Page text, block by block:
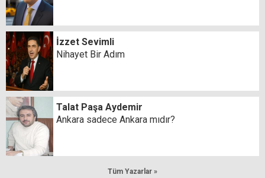
İzzet Sevimli
Nihayet Bir Adım
Talat Paşa Aydemir
Ankara sadece Ankara mıdır?
Tüm Yazarlar »